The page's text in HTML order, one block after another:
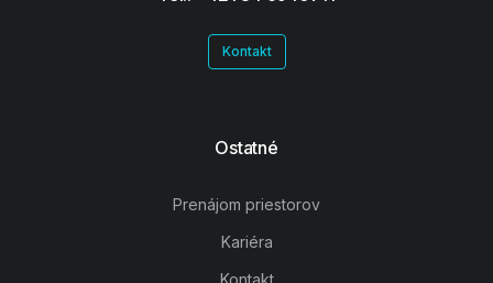
Kontakt
Ostatné
Prenájom priestorov
Kariéra
Kontakt